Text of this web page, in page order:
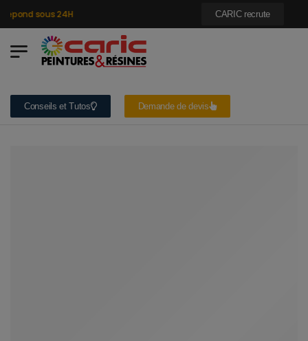
sous 24H CARIC recrute
Conseils et Tutos Demande de devis